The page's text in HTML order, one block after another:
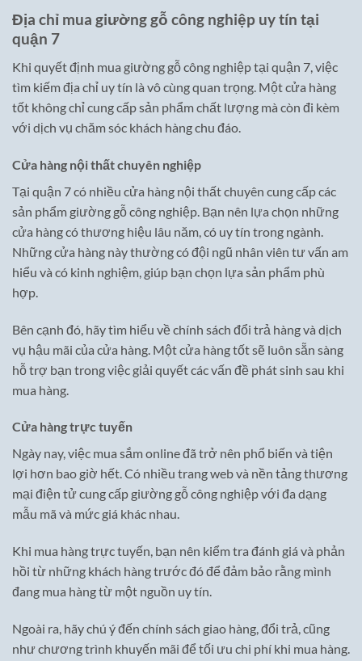
Địa chỉ mua giường gỗ công nghiệp uy tín tại
quận 7
Khi quyết định mua giường gỗ công nghiệp tại quận 7, việc
tìm kiếm địa chỉ uy tín là vô cùng quan trọng. Một cửa hàng
tốt không chỉ cung cấp sản phẩm chất lượng mà còn đi kèm
với dịch vụ chăm sóc khách hàng chu đáo.
Cửa hàng nội thất chuyên nghiệp
Tại quận 7 có nhiều cửa hàng nội thất chuyên cung cấp các
sản phẩm giường gỗ công nghiệp. Bạn nên lựa chọn những
cửa hàng có thương hiệu lâu năm, có uy tín trong ngành.
Những cửa hàng này thường có đội ngũ nhân viên tư vấn am
hiểu và có kinh nghiệm, giúp bạn chọn lựa sản phẩm phù
hợp.
Bên cạnh đó, hãy tìm hiểu về chính sách đổi trả hàng và dịch
vụ hậu mãi của cửa hàng. Một cửa hàng tốt sẽ luôn sẵn sàng
hỗ trợ bạn trong việc giải quyết các vấn đề phát sinh sau khi
mua hàng.
Cửa hàng trực tuyến
Ngày nay, việc mua sắm online đã trở nên phổ biến và tiện
lợi hơn bao giờ hết. Có nhiều trang web và nền tảng thương
mại điện tử cung cấp giường gỗ công nghiệp với đa dạng
mẫu mã và mức giá khác nhau.
Khi mua hàng trực tuyến, bạn nên kiểm tra đánh giá và phản
hồi từ những khách hàng trước đó để đảm bảo rằng mình
đang mua hàng từ một nguồn uy tín.
Ngoài ra, hãy chú ý đến chính sách giao hàng, đổi trả, cũng
như chương trình khuyến mãi để tối ưu chi phí khi mua hàng.